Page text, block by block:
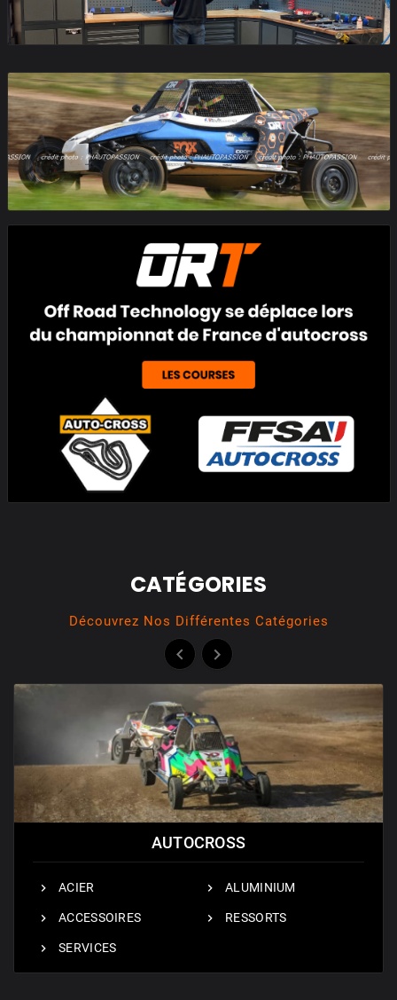
CATÉGORIES
Découvrez Nos Différentes Catégories
 
AUTOCROSS
ACIER ALUMINIUM
ACCESSOIRES RESSORTS
SERVICES